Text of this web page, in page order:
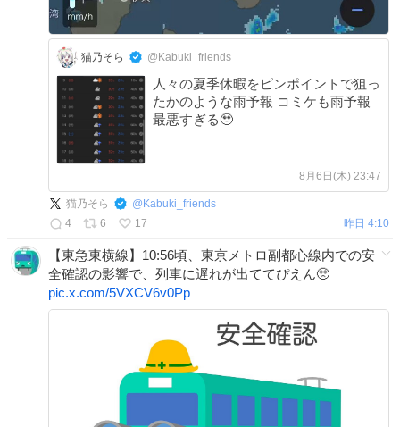
猫乃そら @Kabuki_friends
人々の夏季休暇をピンポイントで狙っ
たかのような雨予報 コミケも雨予報
最悪すぎる🥹
8月6日(木) 23:47
猫乃そら @ Kabuki_friends
4
6 17 昨日 4:10
【東急東横線】10:56頃、東京メトロ副都心線内での安
全確認の影響で、列車に遅れが出ててぴえん🥺
pic.x.com/5VXCV6v0Pp